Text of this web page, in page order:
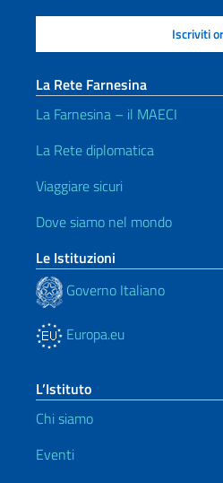
La Rete Farnesina
La Farnesina – il MAECI
La Rete diplomatica
Viaggiare sicuri
Dove siamo nel mondo
Le Istituzioni
Governo Italiano
Europa.eu
L’Istituto
Chi siamo
Eventi